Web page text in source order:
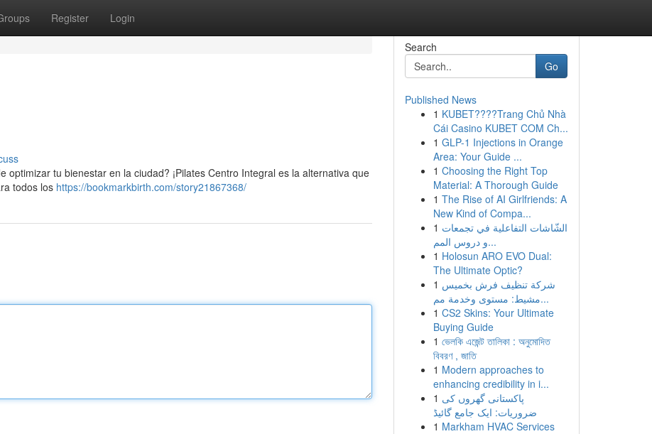
Register Login
optimizar tu bienestar en la ciudad? ¡Pilates Centro Integral es la alternativa que
todos los https://bookmarkbirth.com/story21867368/
Search
Go
Published News
1 KUBET????️Trang Chủ Nhà
Cái Casino KUBET COM Ch...
1 GLP-1 Injections in Orange
Area: Your Guide ...
1 Choosing the Right Top
Material: A Thorough Guide
1 The Rise of AI Girlfriends: A
New Kind of Compa...
1 الشّاشات التفاعلية في تجمعات
و دروس المم...
1 Holosun ARO EVO Dual:
The Ultimate Optic?
1 شركة تنظيف فرش بخميس
مشيط: مستوى وخدمة مم...
1 CS2 Skins: Your Ultimate
Buying Guide
1 ভেলকি এজেন্ট তালিকা : অনুমোদিত
বিবরণ , জাতি
1 Modern approaches to
enhancing credibility in i...
1 پاکستانی گھروں کی
ضروریات: ایک جامع گائیڈ
1 Markham HVAC Services